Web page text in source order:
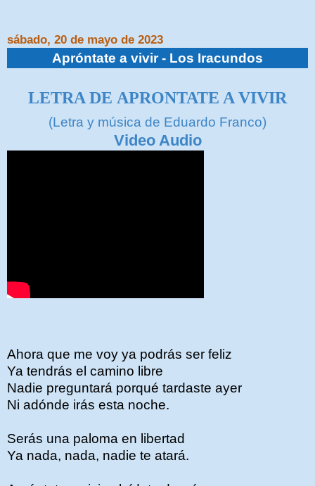
sábado, 20 de mayo de 2023
Apróntate a vivir - Los Iracundos
LETRA DE APRONTATE A VIVIR
(Letra y música de Eduardo Franco)
Video Audio
Ahora que me voy ya podrás ser feliz
Ya tendrás el camino libre
Nadie preguntará porqué tardaste ayer
Ni adónde irás esta noche.
Serás una paloma en libertad
Ya nada, nada, nadie te atará.